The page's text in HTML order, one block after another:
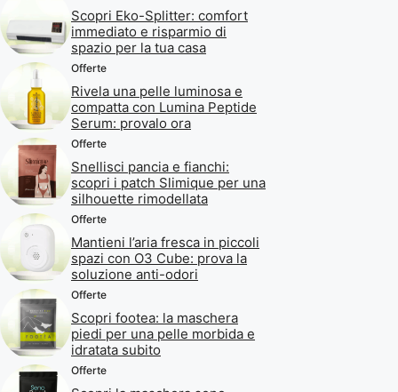
Scopri Eko-Splitter: comfort
immediato e risparmio di
spazio per la tua casa
Offerte
Rivela una pelle luminosa e
compatta con Lumina Peptide
Serum: provalo ora
Offerte
Snellisci pancia e fianchi:
scopri i patch Slimique per una
silhouette rimodellata
Offerte
Mantieni l’aria fresca in piccoli
spazi con O3 Cube: prova la
soluzione anti-odori
Offerte
Scopri footea: la maschera
piedi per una pelle morbida e
idratata subito
Offerte